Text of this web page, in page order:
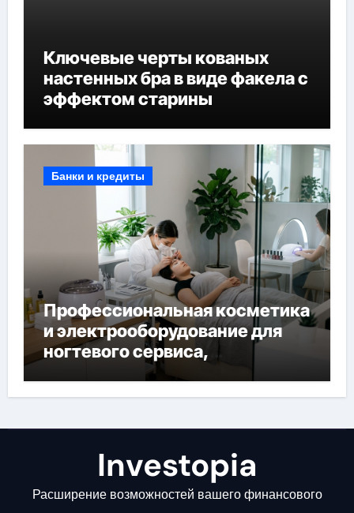
Ключевые черты кованых
настенных бра в виде факела с
эффектом старины
Банки и кредиты
Профессиональная косметика
и электрооборудование для
ногтевого сервиса,
наращивания ресниц и
депиляции
Investopia
Расширение возможностей вашего финансового